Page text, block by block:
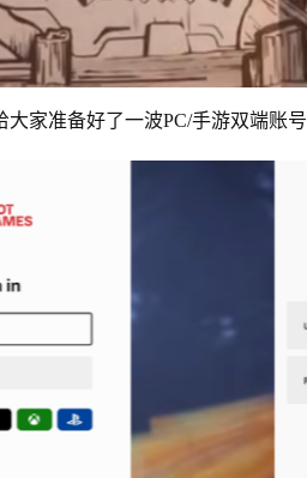
家准备好了一波PC/手游双端账号